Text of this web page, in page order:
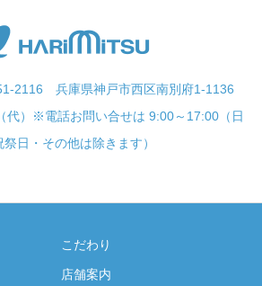
2116 兵庫県神戸市西区南別府1-1136
代）※電話お問い合せは 9:00～17:00（日
祭日・その他は除きます）
こだわり
店舗案内